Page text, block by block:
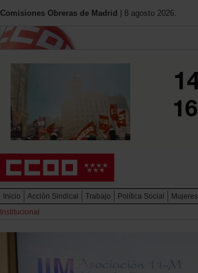
Comisiones Obreras de Madrid | 8 agosto 2026.
Inicio Acción Sindical Trabajo Política Social Mujeres
Institucional